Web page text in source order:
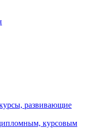
развивающие
курсовым